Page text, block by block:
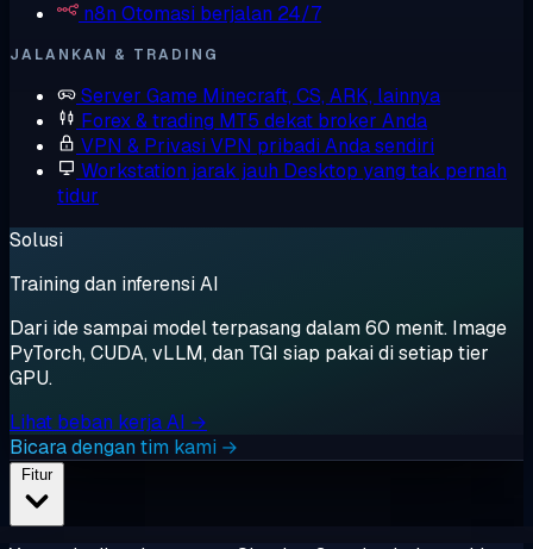
n8n Otomasi berjalan 24/7
JALANKAN & TRADING
Server Game Minecraft, CS, ARK, lainnya
Forex & trading MT5 dekat broker Anda
VPN & Privasi VPN pribadi Anda sendiri
Workstation jarak jauh Desktop yang tak pernah
tidur
Solusi
Training dan inferensi AI
Dari ide sampai model terpasang dalam 60 menit. Image
PyTorch, CUDA, vLLM, dan TGI siap pakai di setiap tier
GPU.
Lihat beban kerja AI →
Bicara dengan tim kami →
Fitur